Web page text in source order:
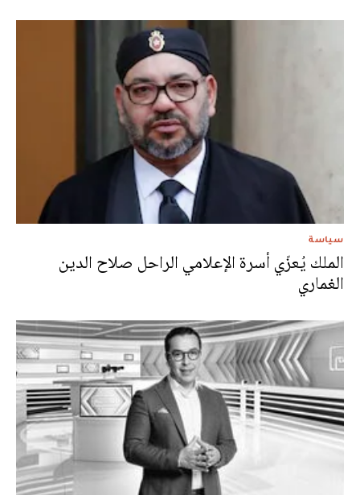
سياسة
الملك يُعزّي أسرة الإعلامي الراحل صلاح الدين
الغماري